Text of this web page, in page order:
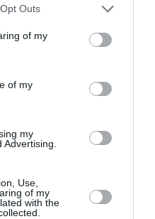
uses one or more Google
You may click to
and its third-party tags to
purposes in below Google
Outs
of my
of my
my
Use,
of my
with the
400 εκατ.
€1,4 δισ.
EBITDA
κατέγραψε η ΔΕΗ
επιβεβαιώνοντας
τις ανανεώσιμες
ανάπτυξη συνεχίζει να